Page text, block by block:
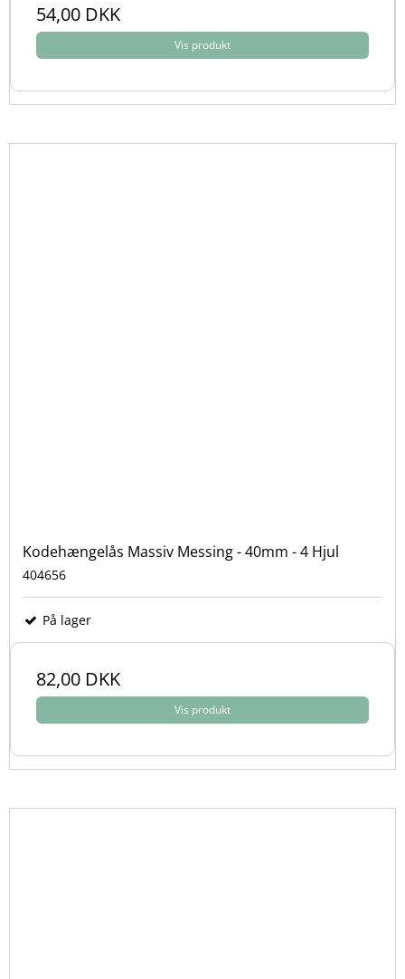
54,00 DKK
Vis produkt
Kodehængelås Massiv Messing - 40mm - 4 Hjul
404656
På lager
82,00 DKK
Vis produkt